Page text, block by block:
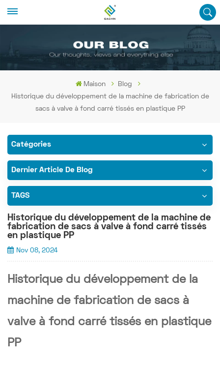
Maison
Blog
Historique du développement de la machine de fabrication de
sacs à valve à fond carré tissés en plastique PP
Catégories
Dernier Article De Blog
TAGS
Historique du développement de la machine de
fabrication de sacs à valve à fond carré tissés
en plastique PP
Nov 08, 2024
Historique du développement de la
machine de fabrication de sacs à
valve à fond carré tissés en plastique
PP